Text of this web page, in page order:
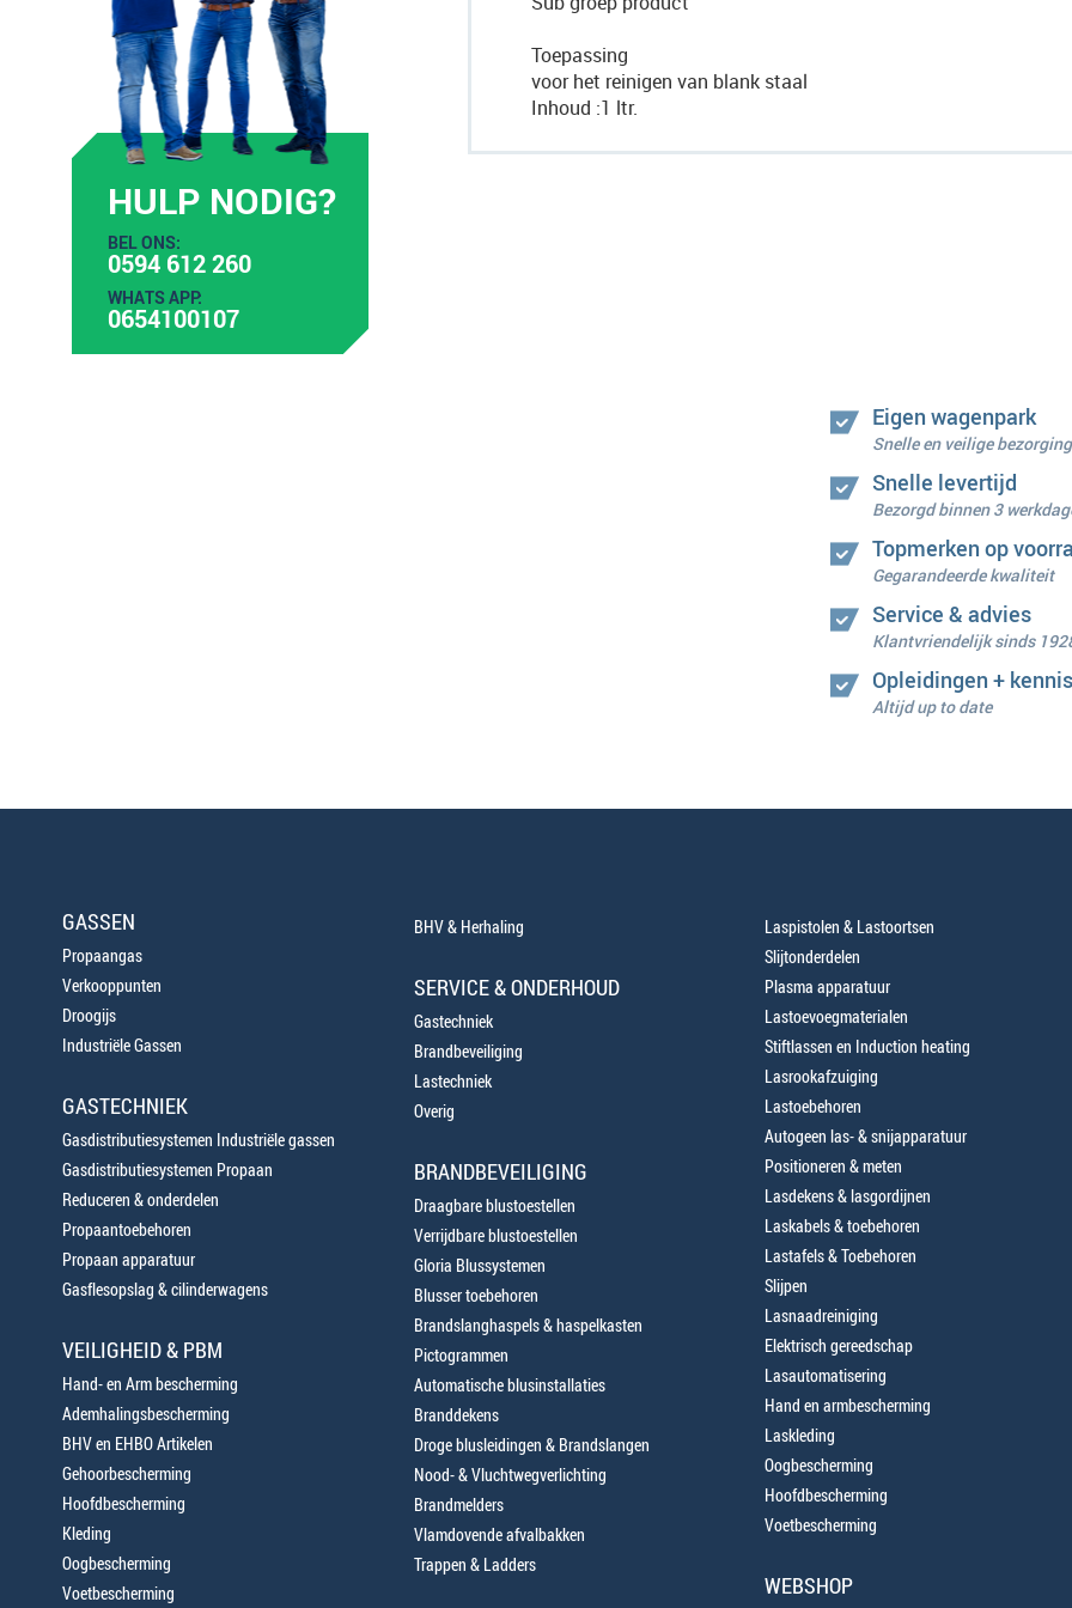
HULP NODIG?
BEL ONS:
0594 612 260
WHATS APP:
0654100107
Toepassing
voor het reinigen van blank staal
Inhoud :1 ltr.
Eigen wagenpark
Snelle en veilige bezorging
Snelle levertijd
Bezorgd binnen 3
Topmerken op
Gegarandeerde kwaliteit
Service & advies
Klantvriendelijk sinds
Opleidingen + kennis
Altijd up to date
GASSEN
Propaangas
Verkooppunten
Droogijs
Industriële Gassen
GASTECHNIEK
Gasdistributiesystemen Industriële gassen
Gasdistributiesystemen Propaan
Reduceren & onderdelen
Propaantoebehoren
Propaan apparatuur
Gasflesopslag & cilinderwagens
VEILIGHEID & PBM
Hand- en Arm bescherming
Ademhalingsbescherming
BHV en EHBO Artikelen
Gehoorbescherming
Hoofdbescherming
Kleding
Oogbescherming
Voetbescherming
BHV & Herhaling
SERVICE & ONDERHOUD
Gastechniek
Brandbeveiliging
Lastechniek
Overig
BRANDBEVEILIGING
Draagbare blustoestellen
Verrijdbare blustoestellen
Gloria Blussystemen
Blusser toebehoren
Brandslanghaspels & haspelkasten
Pictogrammen
Automatische blusinstallaties
Branddekens
Droge blusleidingen & Brandslangen
Nood- & Vluchtwegverlichting
Brandmelders
Vlamdovende afvalbakken
Trappen & Ladders
Laspistolen & Lastoortsen
Slijtonderdelen
Plasma apparatuur
Lastoevoegmaterialen
Stiftlassen en Induction heating
Lasrookafzuiging
Lastoebehoren
Autogeen las- & snijapparatuur
Positioneren & meten
Lasdekens & lasgordijnen
Laskabels & toebehoren
Lastafels & Toebehoren
Slijpen
Lasnaadreiniging
Elektrisch gereedschap
Lasautomatisering
Hand en armbescherming
Laskleding
Oogbescherming
Hoofdbescherming
Voetbescherming
WEBSHOP